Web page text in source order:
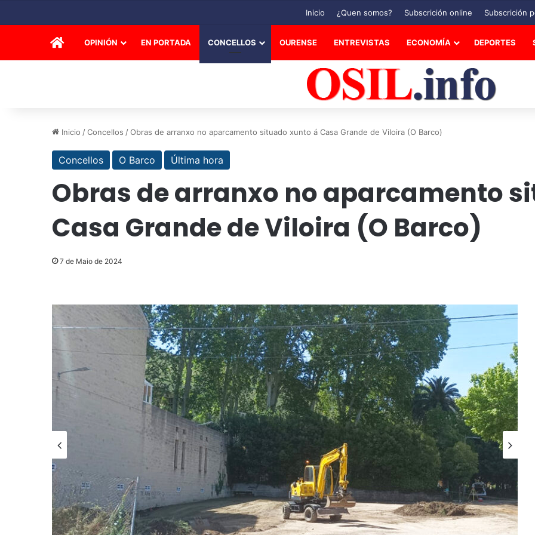
Inicio ¿Quen somos? Subscrición online Subscrición
INICIOOPINIÓN EN PORTADA CONCELLOS OURENSE ENTREVISTAS ECONOMÍA DEPORTES
Inicio /Concellos /Obras de arranxo no aparcamento situado xunto á Casa Grande de Viloira (O Barco)
Concellos O Barco Última hora
Obras de arranxo no aparcamento
Casa Grande de Viloira (O Barco)
7 de Maio de 2024